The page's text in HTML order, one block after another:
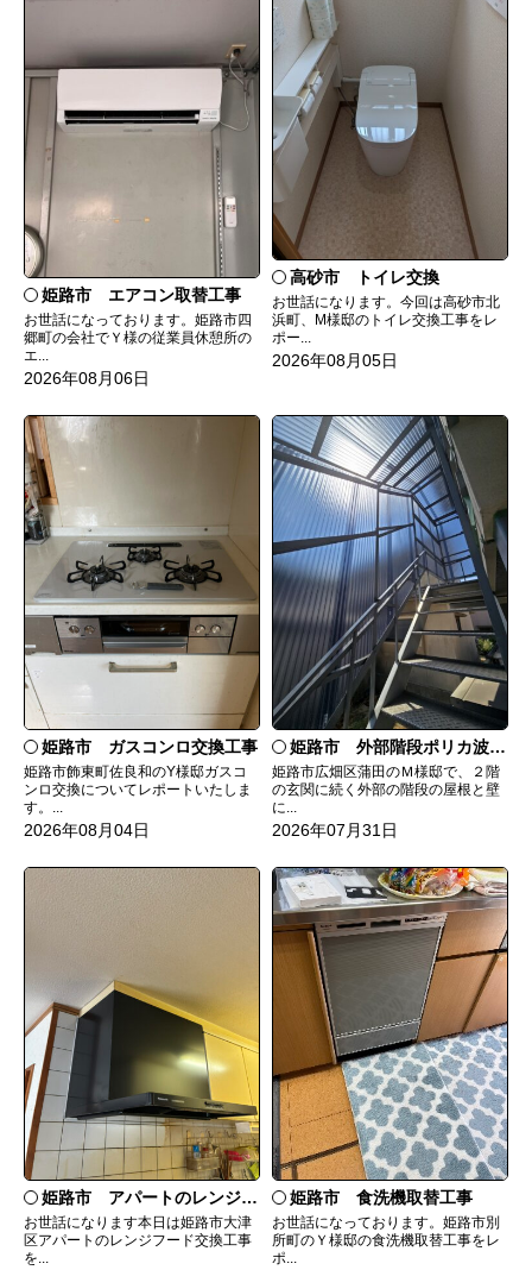
姫路市 エアコン取替工事
お世話になっております。姫路市四
郷町の会社でＹ様の従業員休憩所の
エ...
2026年08月06日
高砂市 トイレ交換
お世話になります。今回は高砂市北
浜町、M様邸のトイレ交換工事をレ
ポー...
2026年08月05日
姫路市 ガスコンロ交換工事
姫路市飾東町佐良和のY様邸ガスコ
ンロ交換についてレポートいたしま
す。...
2026年08月04日
姫路市 外部階段ポリカ波板張替工事
姫路市広畑区蒲田のＭ様邸で、２階
の玄関に続く外部の階段の屋根と壁
に...
2026年07月31日
姫路市 アパートのレンジフード交換
お世話になります本日は姫路市大津
区アパートのレンジフード交換工事
を...
姫路市 食洗機取替工事
お世話になっております。姫路市別
所町のＹ様邸の食洗機取替工事をレ
ポ...